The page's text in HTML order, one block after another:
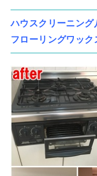
ハウスクリーニン
フローリングワッ